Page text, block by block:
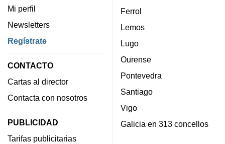
Mi perfil
Newsletters
Regístrate
CONTACTO
Cartas al director
Contacta con nosotros
PUBLICIDAD
Tarifas publicitarias
Ferrol
Lemos
Lugo
Ourense
Pontevedra
Santiago
Vigo
Galicia en 313 concellos